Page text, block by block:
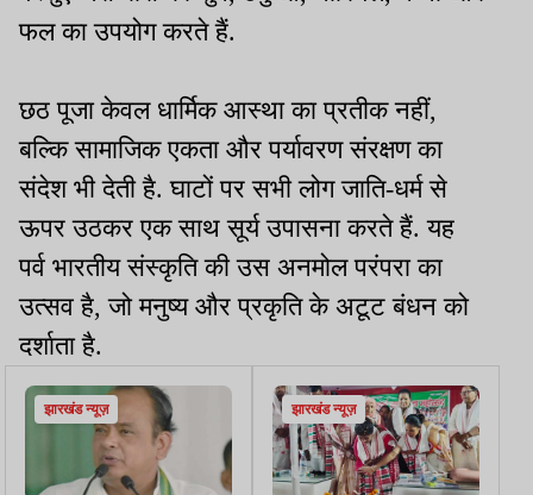
फल का उपयोग करते हैं.
छठ पूजा केवल धार्मिक आस्था का प्रतीक नहीं,
बल्कि सामाजिक एकता और पर्यावरण संरक्षण का
संदेश भी देती है. घाटों पर सभी लोग जाति-धर्म से
ऊपर उठकर एक साथ सूर्य उपासना करते हैं. यह
पर्व भारतीय संस्कृति की उस अनमोल परंपरा का
उत्सव है, जो मनुष्य और प्रकृति के अटूट बंधन को
दर्शाता है.
झारखंड न्यूज़ झारखंड न्यूज़